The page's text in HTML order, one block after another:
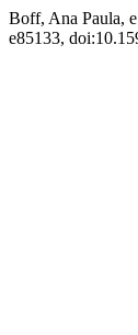
Boff, Ana Paula,
e85133,